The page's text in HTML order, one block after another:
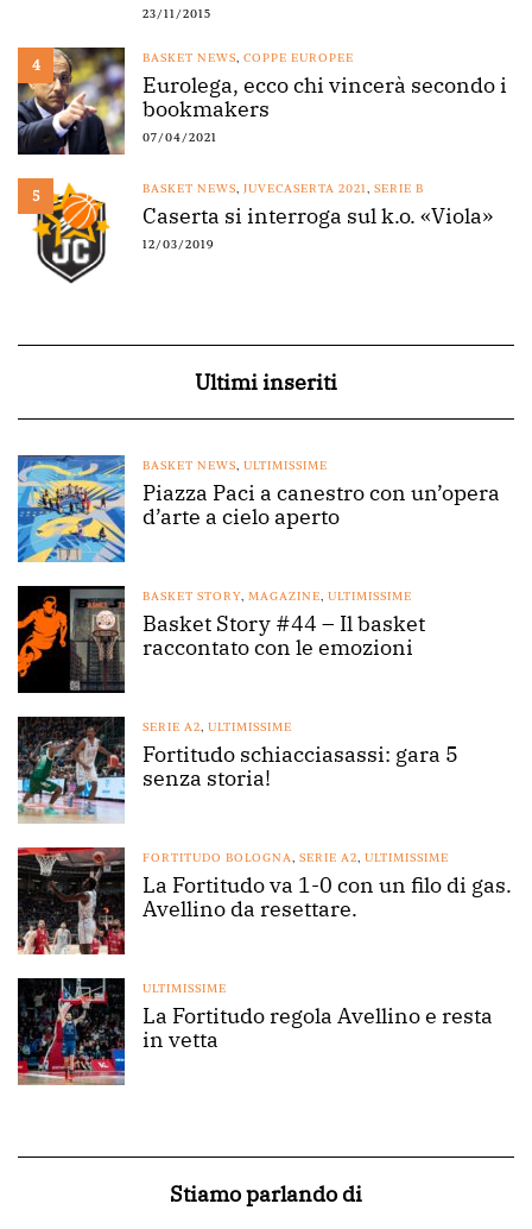
23/11/2015
4 BASKET NEWS, COPPE EUROPEE
Eurolega, ecco chi vincerà secondo i
bookmakers
07/04/2021
5 BASKET NEWS, JUVECASERTA 2021, SERIE B
Caserta si interroga sul k.o. «Viola»
12/03/2019
Ultimi inseriti
BASKET NEWS, ULTIMISSIME
Piazza Paci a canestro con un’opera
d’arte a cielo aperto
BASKET STORY, MAGAZINE, ULTIMISSIME
Basket Story #44 – Il basket
raccontato con le emozioni
SERIE A2, ULTIMISSIME
Fortitudo schiacciasassi: gara 5
senza storia!
FORTITUDO BOLOGNA, SERIE A2, ULTIMISSIME
La Fortitudo va 1-0 con un filo di gas.
Avellino da resettare.
ULTIMISSIME
La Fortitudo regola Avellino e resta
in vetta
Stiamo parlando di